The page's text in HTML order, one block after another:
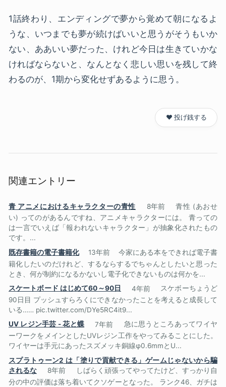
1話終わり、エンディングで夢から覚めて朝になるよ
うな、いつまでも夢が続けばいいと思うがそうもいか
ない、ああいい夢だった、けれど今日は生きていかな
ければならないと、なんとなく悲しい思いを残して終
わるのが、1期から変化せずあるように思う。
❤️ 投げ銭する
関連エントリー
青 アニメにおけるキャラクターの青性 8年前
青性 (あおせ
い) ってのがあるんですね、アニメキャラクターには。 青っての
は一言でいえば「報われないキャラクター」が抽象化されたもの
です。...
既存書籍の電子書籍化
13年前
今家にある本をできれば電子書
籍化したいのだけれど、するならするでちゃんとしたいと思った
とき、何が制約になるかないし電子化できないものは何かを...
スケートボード はじめて60～90日
4年前
スケボーちょうど
90日目 プッシュすらろくにできなかったことを考えると成長して
いる…… pic.twitter.com/DYe5RC4it9...
UV レジン手芸 - 花と蝶
7年前
急に思うところあってワイヤ
ーワークをメインとしたUVレジン工作をやってみることにした。
ワイヤーは手元にあったスズメッキ銅線φ0.6mmとU...
スプラトゥーン2 は「塗りで貢献できる」ゲームじゃないから騙
されるな
8年前
しばらく頑張ってやってたけど、すっかり自
分の中の評価は落ち着いてクソゲーとなった。 ランク46、ガチは